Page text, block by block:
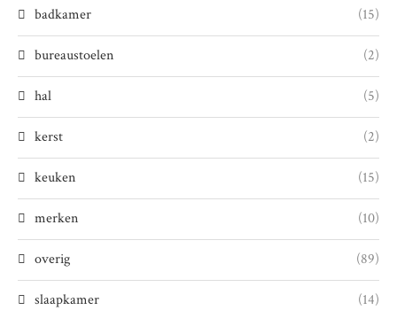
badkamer (15)
bureaustoelen (2)
hal (5)
kerst (2)
keuken (15)
merken (10)
overig (89)
slaapkamer (14)